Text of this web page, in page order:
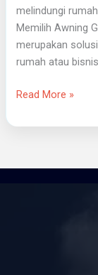
melindungi
Memilih Awning
merupakan
rumah atau
Read More »